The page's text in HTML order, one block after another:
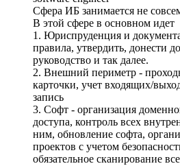
Сфера ИБ занимается не
В этой сфере в основном идет
1. Юриспруденция и
правила, утвердить, донести
руководство и так далее.
2. Внешний периметр -
карточки, учет входящих/
запись
3. Софт - организация
доступа, контроль всех
ним, обновление софта,
проектов с учетом
обязательное сканирование